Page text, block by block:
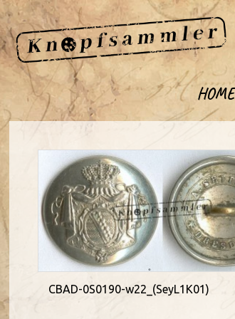
HOME
CBAD-0S0190-w22_(SeyL1K01)